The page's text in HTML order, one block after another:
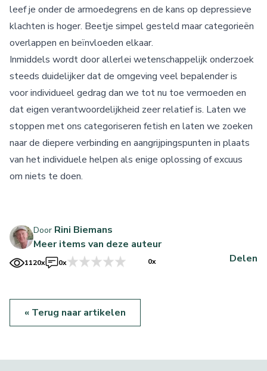
leef je onder de armoedegrens en de kans op depressieve
klachten is hoger. Beetje simpel gesteld maar categorieën
overlappen en beïnvloeden elkaar.
Inmiddels wordt door allerlei wetenschappelijk onderzoek
steeds duidelijker dat de omgeving veel bepalender is
voor individueel gedrag dan we tot nu toe vermoeden en
dat eigen verantwoordelijkheid zeer relatief is. Laten we
stoppen met ons categoriseren fetish en laten we zoeken
naar de diepere verbinding en aangrijpingspunten in plaats
van het individuele helpen als enige oplossing of excuus
om niets te doen.
Door Rini Biemans
Meer items van deze auteur
1120x 0x 0x Delen
« Terug naar artikelen